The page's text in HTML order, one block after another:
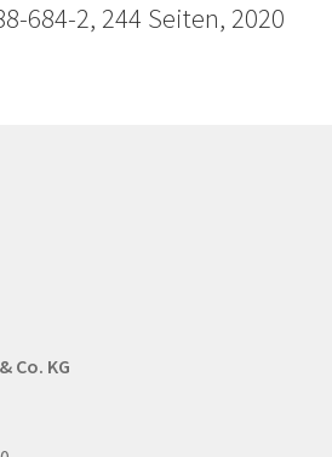
684-2, 244 Seiten, 2020
Co. KG